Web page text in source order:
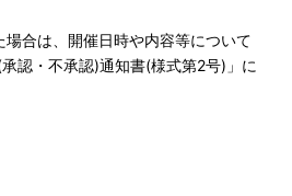
合は、開催日時や内容等について
認・不承認)通知書(様式第2号)」に